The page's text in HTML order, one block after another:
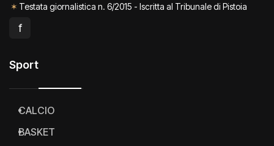
✶ Testata giornalistica n. 6/2015 - Iscritta al Tribunale di Pistoia
f
Sport
CALCIO
BASKET